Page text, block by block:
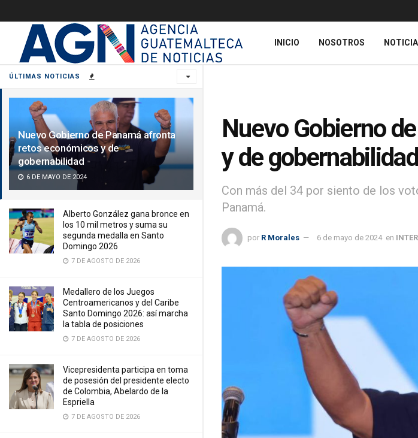
ÚLTIMAS NOTICIAS
Nuevo Gobierno de Panamá afronta
retos económicos y de
gobernabilidad
6 DE MAYO DE 2024
Alberto González gana bronce en
los 10 mil metros y suma su
segunda medalla en Santo
Domingo 2026
7 DE AGOSTO DE 2026
Medallero de los Juegos
Centroamericanos y del Caribe
Santo Domingo 2026: así marcha
la tabla de posiciones
7 DE AGOSTO DE 2026
Vicepresidenta participa en toma
de posesión del presidente electo
de Colombia, Abelardo de la
Espriella
7 DE AGOSTO DE 2026
INICIO NOSOTROS
Nuevo Gobierno
y de gobernabilidad
Con más del 34 por siento de los
Panamá.
por R Morales 6 de mayo de 2024 en